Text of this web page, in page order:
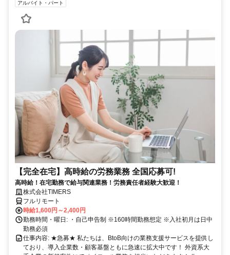
アルバイト・パート
【完全在宅】高時給の労務業務 全国応募可!
高時給！在宅勤務で給与関連業務！労務責任者経験大歓迎！
株式会社TIMERS
フルリモート
時給1,600円～2,400円
勤務時間・曜日: ・自己申告制 ※160時間勤務想定 ※入社初月は日中
勤務必須
仕事内容: ★急募★ 私たちは、BtoB向けの業務支援サービスを提供し
ており、導入企業数・顧客基盤ともに急速に拡大中です！ 外資系大